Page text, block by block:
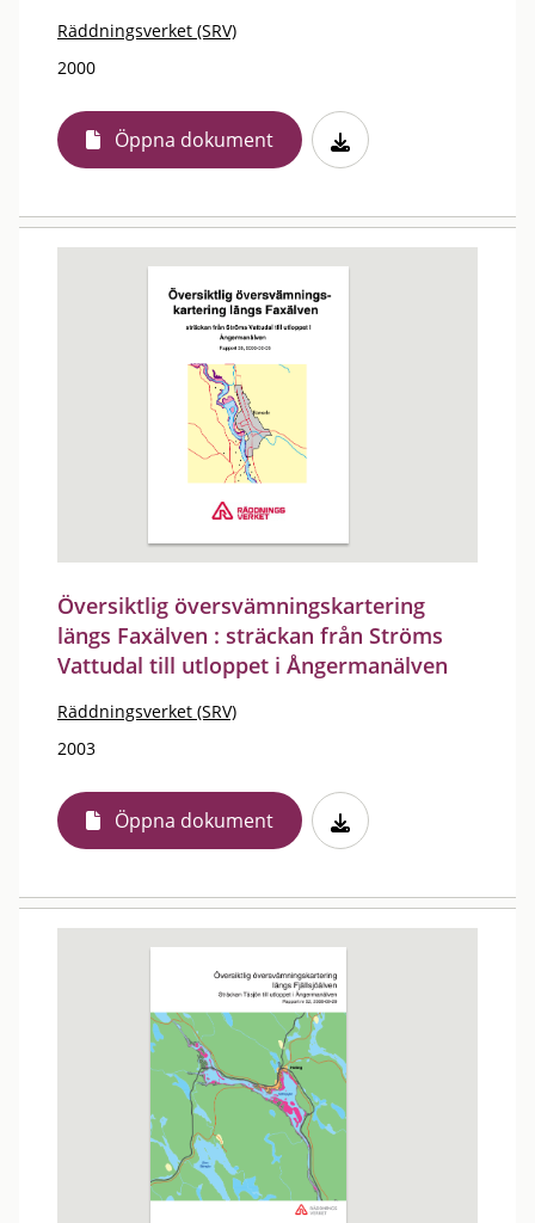
Räddningsverket (SRV)
2000
Öppna dokument
Översiktlig översvämningskartering
längs Faxälven : sträckan från Ströms
Vattudal till utloppet i Ångermanälven
Räddningsverket (SRV)
2003
Öppna dokument